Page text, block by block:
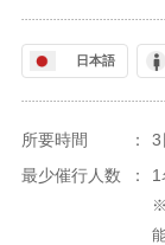
日本語
所要時間 ：
3
最少催行人数
： 1